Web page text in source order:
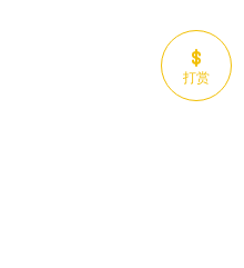
打赏